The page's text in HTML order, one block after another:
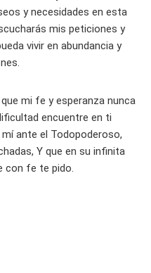
y necesidades en esta
mis peticiones y
vivir en abundancia y
mi fe y esperanza nunca
encuentre en ti
ante el Todopoderoso,
Y que en su infinita
con fe te pido.